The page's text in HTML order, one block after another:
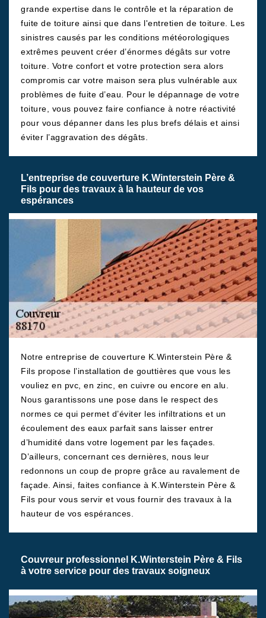
grande expertise dans le contrôle et la réparation de
fuite de toiture ainsi que dans l'entretien de toiture. Les
sinistres causés par les conditions météorologiques
extrêmes peuvent créer d’énormes dégâts sur votre
toiture. Votre confort et votre protection sera alors
compromis car votre maison sera plus vulnérable aux
problèmes de fuite d’eau. Pour le dépannage de votre
toiture, vous pouvez faire confiance à notre réactivité
pour vous dépanner dans les plus brefs délais et ainsi
éviter l’aggravation des dégâts.
L’entreprise de couverture K.Winterstein Père &
Fils pour des travaux à la hauteur de vos
espérances
Notre entreprise de couverture K.Winterstein Père &
Fils propose l’installation de gouttières que vous les
vouliez en pvc, en zinc, en cuivre ou encore en alu.
Nous garantissons une pose dans le respect des
normes ce qui permet d’éviter les infiltrations et un
écoulement des eaux parfait sans laisser entrer
d’humidité dans votre logement par les façades.
D’ailleurs, concernant ces dernières, nous leur
redonnons un coup de propre grâce au ravalement de
façade. Ainsi, faites confiance à K.Winterstein Père &
Fils pour vous servir et vous fournir des travaux à la
hauteur de vos espérances.
Couvreur professionnel K.Winterstein Père & Fils
à votre service pour des travaux soigneux